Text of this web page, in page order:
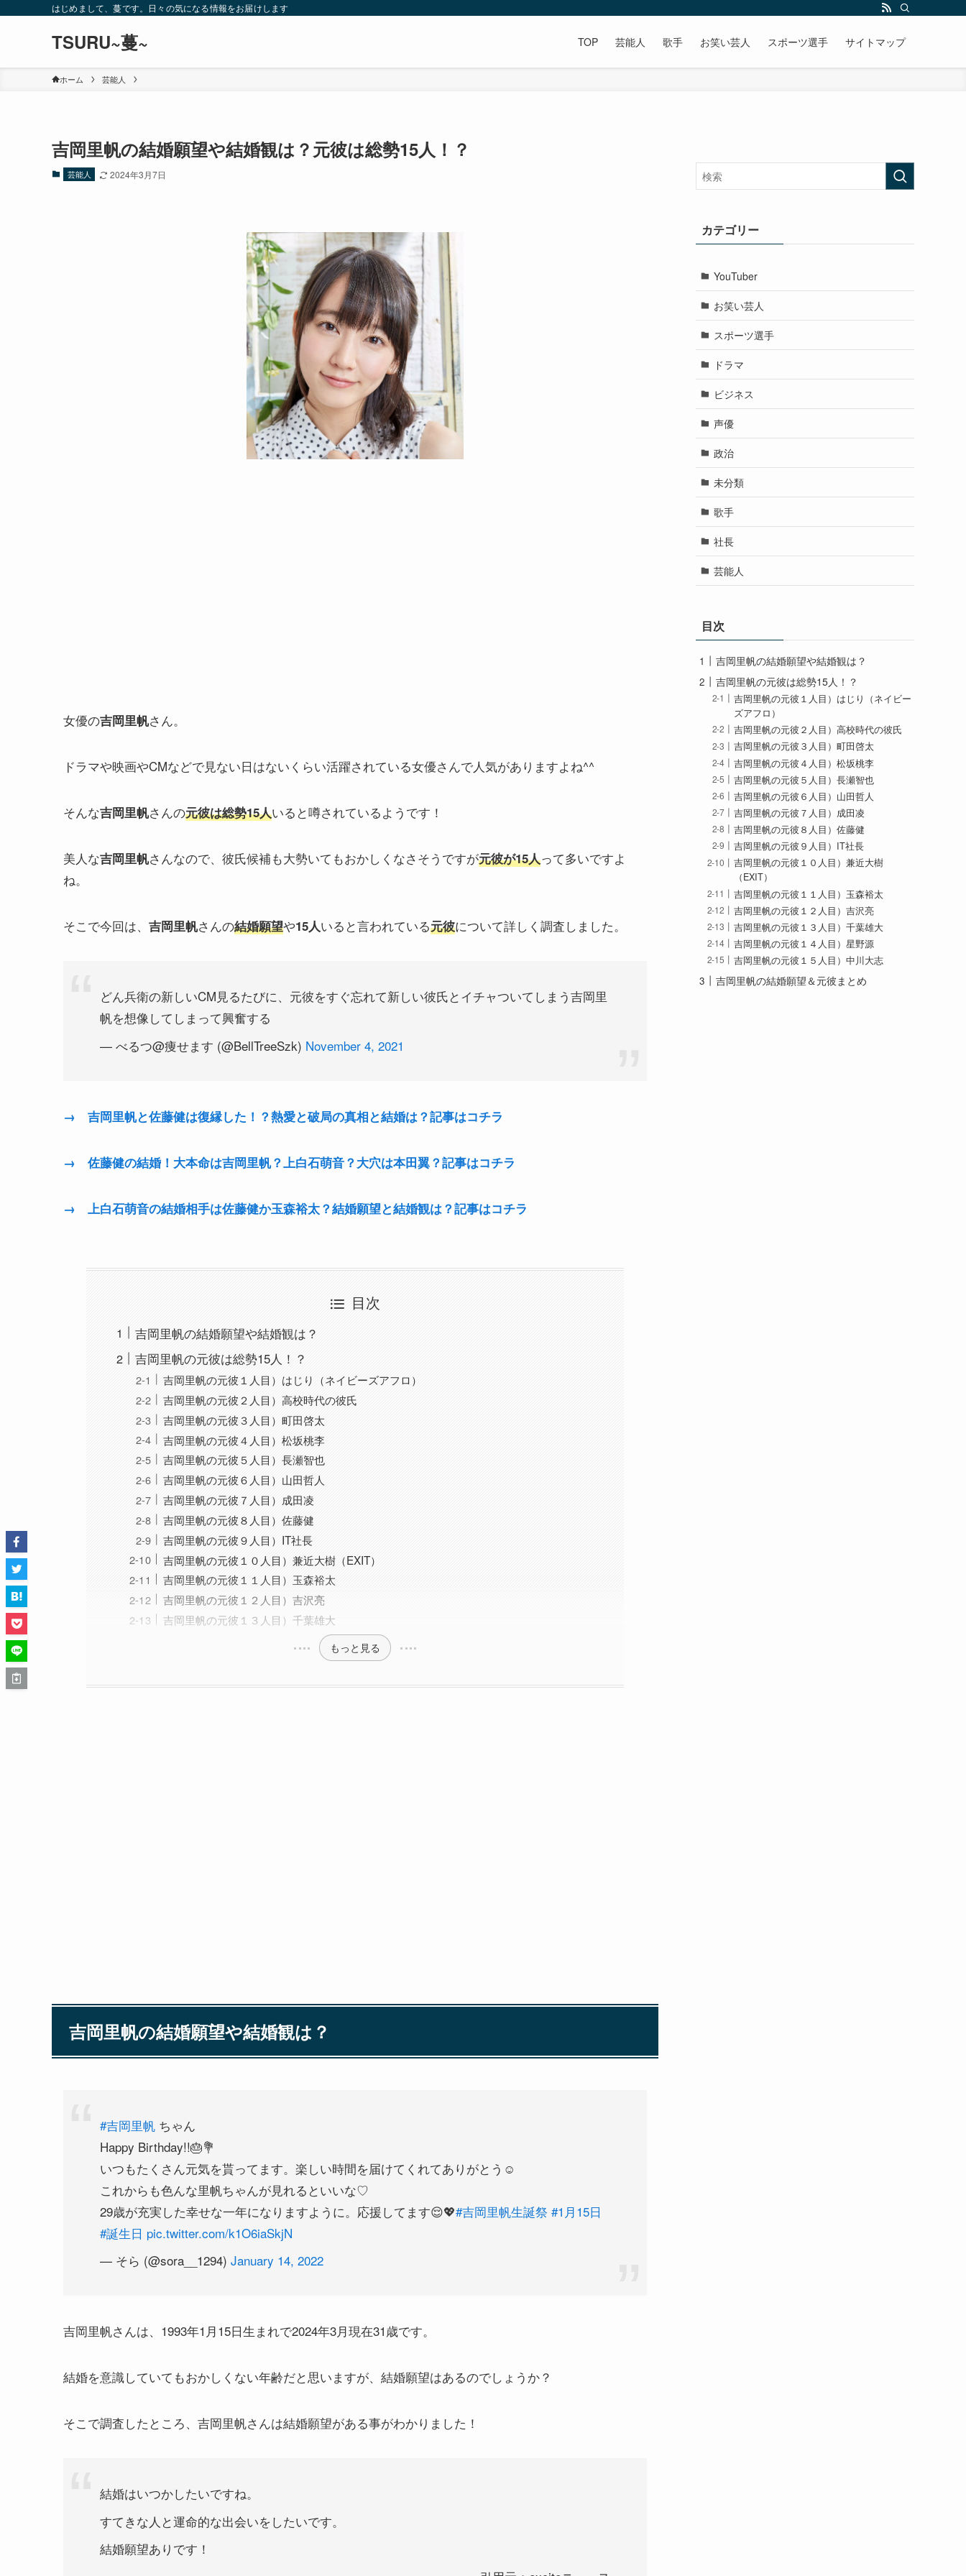
はじめまして、蔓です。日々の気になる情報をお届けします
TSURU~蔓~ TOP 芸能人 歌手 お笑い芸人 スポーツ選手 サイトマップ
ホーム 芸能人
吉岡里帆の結婚願望や結婚観は？元彼は総勢15人！？
芸能人 2024年3月7日
女優の吉岡里帆さん。
ドラマや映画やCMなどで見ない日はないくらい活躍されている女優さんで人気がありますよね^^
そんな吉岡里帆さんの元彼は総勢15人いると噂されているようです！
美人な吉岡里帆さんなので、彼氏候補も大勢いてもおかしくなさそうですが元彼が15人って多いですよ
ね。
そこで今回は、 吉岡里帆さんの結婚願望や15人いると言われている元彼について詳しく調査しました。
どん兵衛の新しいCM見るたびに、元彼をすぐ忘れて新しい彼氏とイチャついてしまう吉岡里
帆を想像してしまって興奮する
— べるつ@痩せます (@BellTreeSzk) November 4, 2021
→ 吉岡里帆と佐藤健は復縁した！？熱愛と破局の真相と結婚は？記事はコチラ
→ 佐藤健の結婚！大本命は吉岡里帆？上白石萌音？大穴は本田翼？記事はコチラ
→ 上白石萌音の結婚相手は佐藤健か玉森裕太？結婚願望と結婚観は？記事はコチラ
目次
吉岡里帆の結婚願望や結婚観は？
吉岡里帆の元彼は総勢15人！？
吉岡里帆の元彼１人目）はじり（ネイビーズアフロ）
吉岡里帆の元彼２人目）高校時代の彼氏
吉岡里帆の元彼３人目）町田啓太
吉岡里帆の元彼４人目）松坂桃李
吉岡里帆の元彼５人目）長瀬智也
吉岡里帆の元彼６人目）山田哲人
吉岡里帆の元彼７人目）成田凌
吉岡里帆の元彼８人目）佐藤健
吉岡里帆の元彼９人目）IT社長
吉岡里帆の元彼１０人目）兼近大樹（EXIT）
吉岡里帆の元彼１１人目）玉森裕太
吉岡里帆の元彼１２人目）吉沢亮
吉岡里帆の元彼１３人目）千葉雄大
もっと見る
吉岡里帆の結婚願望や結婚観は？
#吉岡里帆 ちゃん
Happy Birthday!!🎂💐
いつもたくさん元気を貰ってます。楽しい時間を届けてくれてありがとう☺️
これからも色んな里帆ちゃんが見れるといいな♡
29歳が充実した幸せな一年になりますように。応援してます😌💖#吉岡里帆生誕祭 #1月15日
#誕生日 pic.twitter.com/k1O6iaSkjN
— そら (@sora__1294) January 14, 2022
吉岡里帆さんは、1993年1月15日生まれで2024年3月現在31歳です。
結婚を意識していてもおかしくない年齢だと思いますが、結婚願望はあるのでしょうか？
そこで調査したところ、吉岡里帆さんは結婚願望がある事がわかりました！
結婚はいつかしたいですね。
すてきな人と運命的な出会いをしたいです。
結婚願望ありです！
カテゴリー
YouTuber
お笑い芸人
スポーツ選手
ドラマ
ビジネス
声優
政治
未分類
歌手
社長
芸能人
目次
吉岡里帆の結婚願望や結婚観は？
吉岡里帆の元彼は総勢15人！？
吉岡里帆の元彼１人目）はじり（ネイビー
ズアフロ）
吉岡里帆の元彼２人目）高校時代の彼氏
吉岡里帆の元彼３人目）町田啓太
吉岡里帆の元彼４人目）松坂桃李
吉岡里帆の元彼５人目）長瀬智也
吉岡里帆の元彼６人目）山田哲人
吉岡里帆の元彼７人目）成田凌
吉岡里帆の元彼８人目）佐藤健
吉岡里帆の元彼９人目）IT社長
吉岡里帆の元彼１０人目）兼近大樹
（EXIT）
吉岡里帆の元彼１１人目）玉森裕太
吉岡里帆の元彼１２人目）吉沢亮
吉岡里帆の元彼１３人目）千葉雄大
吉岡里帆の元彼１４人目）星野源
吉岡里帆の元彼１５人目）中川大志
吉岡里帆の結婚願望＆元彼まとめ